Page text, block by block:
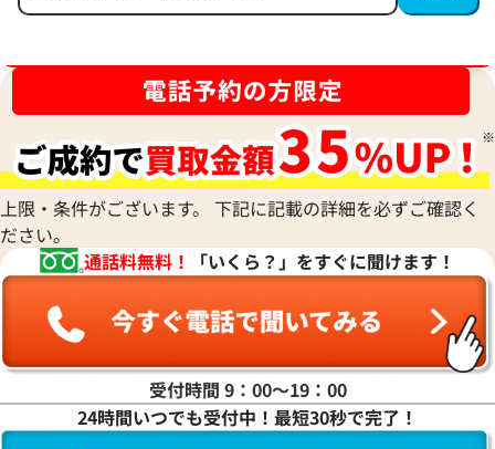
参考買取価格
2026年5月17日時点
参考買取価格
2026年5月17日時
シャネル ネックレス
シャネル ネックレ
上限・条件がございます。 下記に記載の詳細を必ずご確認く
ださい。
通話料無料！
「いくら？」をすぐに聞けます！
受付時間 9：00〜19：00
24時間いつでも受付中！最短30秒で完了！